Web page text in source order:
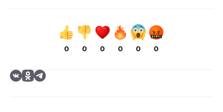
0 0 0 0 0 0